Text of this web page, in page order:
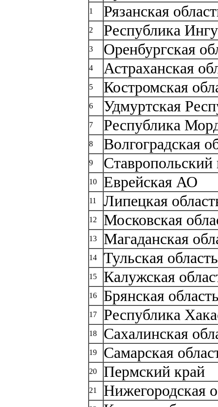
1 Рязанская
2 Республика
3 Оренбургская
4 Астраханская
5 Костромская
6 Удмуртская
7 Республика
8 Волгоградская
9 Ставропольский
10 Еврейская АО
11 Липецкая
12 Московская
13 Магаданская
14 Тульская область
15 Калужская
16 Брянская
17 Республика
18 Сахалинская
19 Самарская
20 Пермский край
21 Нижегородская